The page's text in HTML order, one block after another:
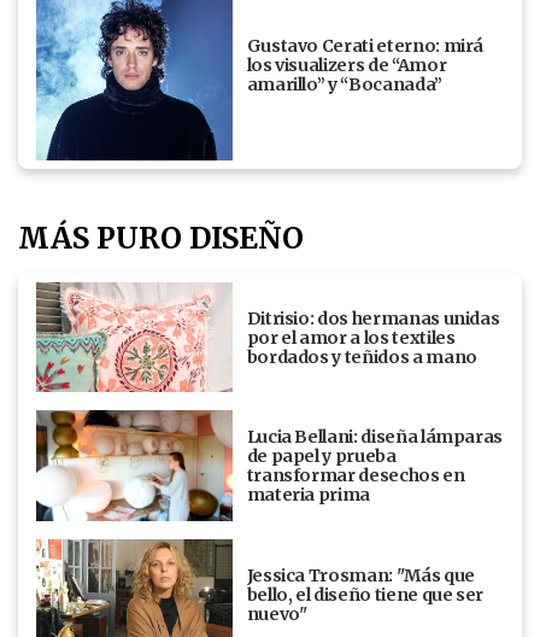
Gustavo Cerati eterno: mirá
los visualizers de “Amor
amarillo” y “Bocanada”
MÁS PURO DISEÑO
Ditrisio: dos hermanas unidas
por el amor a los textiles
bordados y teñidos a mano
Lucia Bellani: diseña lámparas
de papel y prueba
transformar desechos en
materia prima
Jessica Trosman: "Más que
bello, el diseño tiene que ser
nuevo"